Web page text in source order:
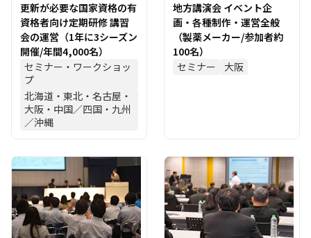
更新が必要な国家資格の有
資格者向け定期研修 講習
会の運営（1年に3シーズン
開催/年間4,000名）
セミナー・ワークショッ
プ
北海道・東北・名古屋・
大阪・中国／四国・九州
／沖縄
地方講演会 イベント企
画・各種制作・運営全般
（製薬メーカー/参加者約
100名）
セミナー
大阪